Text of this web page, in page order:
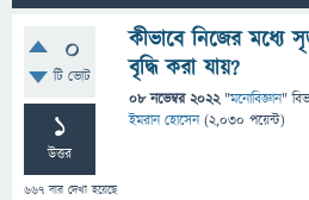
0
টি ভোট
1
উত্তর
667 বার দেখা হয়েছে
কীভাবে নিজের মধ্যে
বৃদ্ধি করা যায়?
08 নভেম্বর 2022 "মনোবিজ্ঞান"
ইমরান হোসেন (2,030 পয়েন্ট)